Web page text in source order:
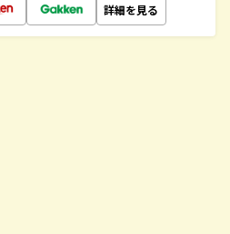
詳細を見る